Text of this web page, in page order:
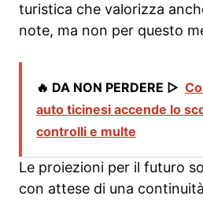
turistica che valorizza
note, ma non per questo
🔥 DA NON PERDERE ▷
auto ticinesi accende lo
controlli e multe
Le proiezioni per il futuro
con attese di una